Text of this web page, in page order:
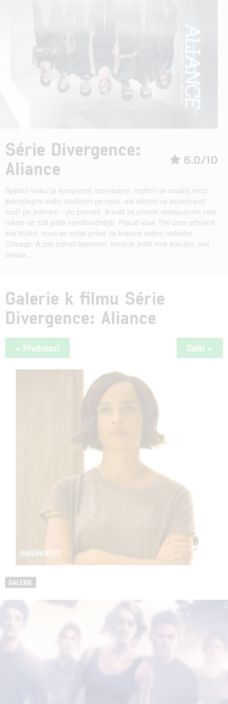
6.0/10
Série Divergence:
Aliance
Systém frakcí je kompletně rozvrácený, rozhoří se souboj mezi
jednotlivými vůdci toužícími po moci, ale všichni ve skutečnosti
touží po jediném – po pomstě. A svět za plotem obklopujícím celé
město se zdá ještě nemilosrdnější. Pokud však Tris chce ochránit
své blízké, musí se vydat právě za hranice svého rodného
Chicaga. A zde odhalí tajemství, které je ještě více šokující, než
čekala...
Galerie k filmu Série
Divergence: Aliance
« Předchozí Další »
GALERIE